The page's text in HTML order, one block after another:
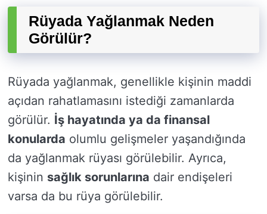
Rüyada Yağlanmak Neden
Görülür?
Rüyada yağlanmak, genellikle kişinin maddi
açıdan rahatlamasını istediği zamanlarda
görülür. İş hayatında ya da finansal
konularda olumlu gelişmeler yaşandığında
da yağlanmak rüyası görülebilir. Ayrıca,
kişinin sağlık sorunlarına dair endişeleri
varsa da bu rüya görülebilir.